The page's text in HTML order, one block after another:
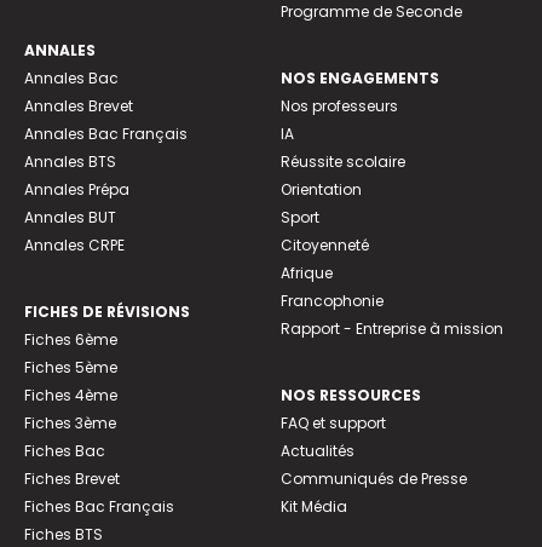
ANNALES
Annales Bac
Annales Brevet
Annales Bac Français
Annales BTS
Annales Prépa
Annales BUT
Annales CRPE
FICHES DE RÉVISIONS
Fiches 6ème
Fiches 5ème
Fiches 4ème
Fiches 3ème
Fiches Bac
Fiches Brevet
Fiches Bac Français
Fiches BTS
Programme de Seconde
NOS ENGAGEMENTS
Nos professeurs
IA
Réussite scolaire
Orientation
Sport
Citoyenneté
Afrique
Francophonie
Rapport - Entreprise à mission
NOS RESSOURCES
FAQ et support
Actualités
Communiqués de Presse
Kit Média